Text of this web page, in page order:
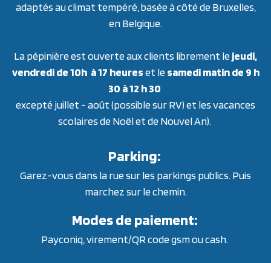
adaptés au climat tempéré, basée à côté de Bruxelles,
en Belgique.
La pépinière est ouverte aux clients librement lejeudi,
vendredi de 10h à 17 heureset lesamedi matin de 9 h
30 à 12 h 30
excepté juillet - août (possible sur RV) et les vacances
scolaires de Noël et de Nouvel An).
Parking:
Garez-vous dans la rue sur les parkings publics. Puis
marchez sur le chemin.
Modes de paiement:
Payconiq, virement/QR code gsm ou cash.